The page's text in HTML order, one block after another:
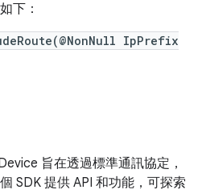
下：
IpPrefix
旨在透過標準通訊協定，
SDK 提供 API 和功能，可探索